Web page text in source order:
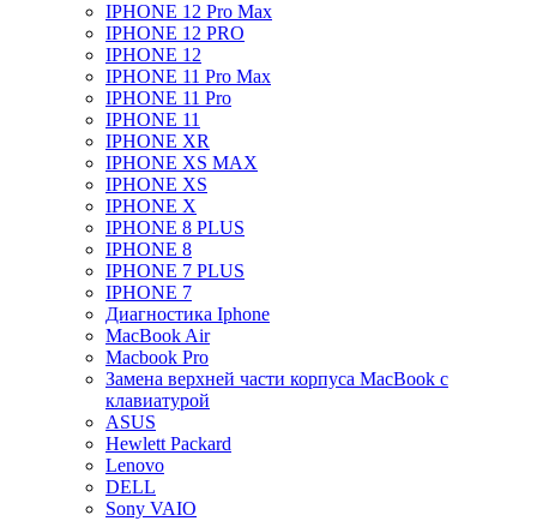
IPHONE 12 Pro Max
IPHONE 12 PRO
IPHONE 12
IPHONE 11 Pro Max
IPHONE 11 Pro
IPHONE 11
IPHONE XR
IPHONE XS MAX
IPHONE XS
IPHONE X
IPHONE 8 PLUS
IPHONE 8
IPHONE 7 PLUS
IPHONE 7
Диагностика Iphone
MacBook Air
Macbook Pro
Замена верхней части корпуса MacBook с
клавиатурой
ASUS
Hewlett Packard
Lenovo
DELL
Sony VAIO